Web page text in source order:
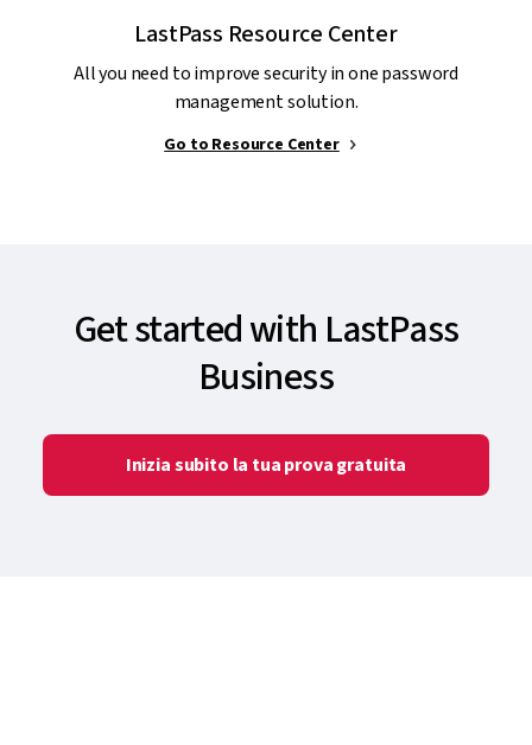
LastPass Resource Center
All you need to improve security in one password
management solution.
Go to Resource Center
Get started with LastPass
Business
Inizia subito la tua prova gratuita